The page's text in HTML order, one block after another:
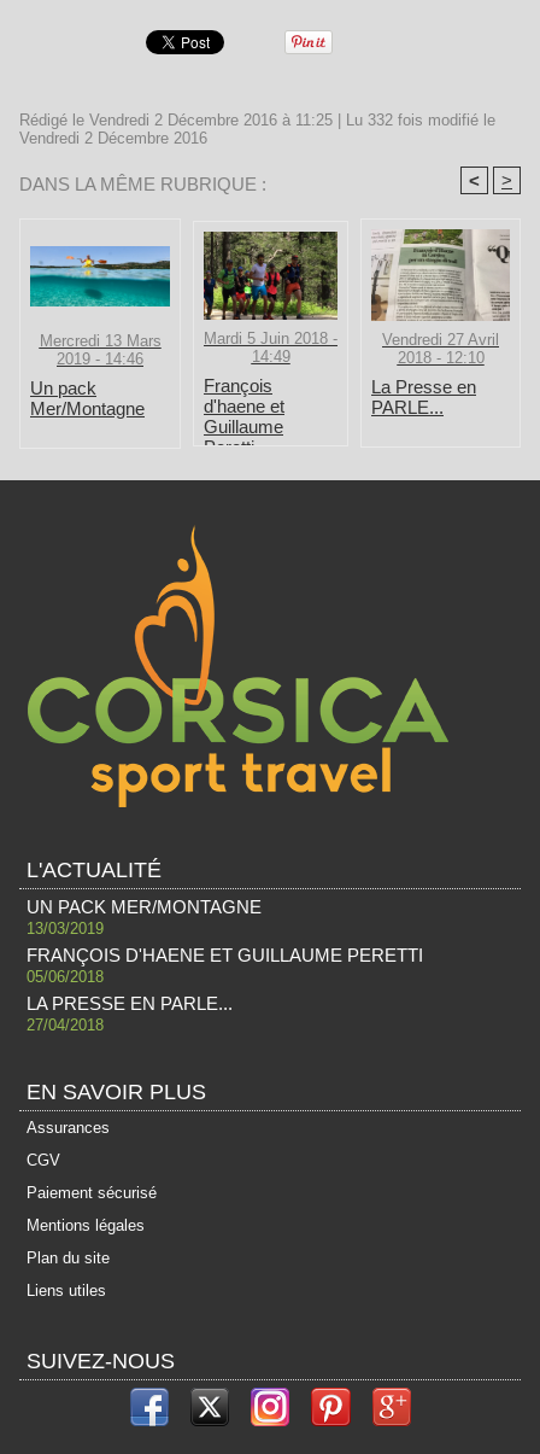
Rédigé le Vendredi 2 Décembre 2016 à 11:25 | Lu 332 fois modifié le
Vendredi 2 Décembre 2016
DANS LA MÊME RUBRIQUE : < >
Mercredi 13 Mars
2019 - 14:46
Un pack
Mer/Montagne
Mardi 5 Juin 2018 -
14:49
François
d'haene et
Guillaume
Peretti
Vendredi 27 Avril
2018 - 12:10
La Presse en
PARLE...
L'ACTUALITÉ
UN PACK MER/MONTAGNE
13/03/2019
FRANÇOIS D'HAENE ET GUILLAUME PERETTI
05/06/2018
LA PRESSE EN PARLE...
27/04/2018
EN SAVOIR PLUS
Assurances
CGV
Paiement sécurisé
Mentions légales
Plan du site
Liens utiles
SUIVEZ-NOUS